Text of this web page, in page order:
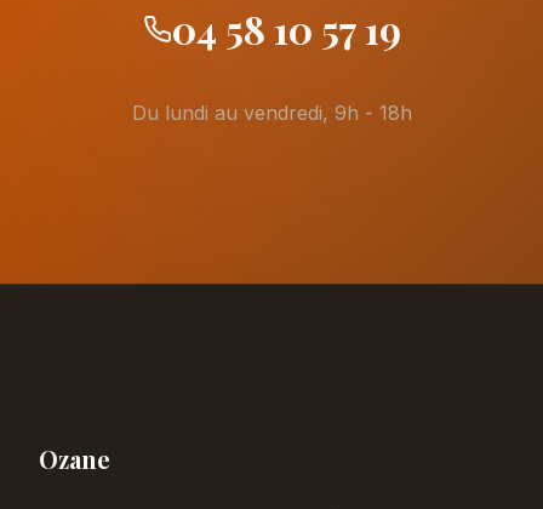
04 58 10 57 19
Du lundi au vendredi, 9h - 18h
Ozane